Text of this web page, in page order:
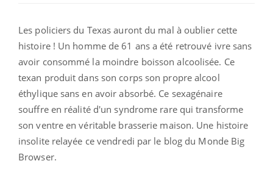
Les policiers du Texas auront du mal à oublier cette
histoire ! Un homme de 61 ans a été retrouvé ivre sans
avoir consommé la moindre boisson alcoolisée. Ce
texan produit dans son corps son propre alcool
éthylique sans en avoir absorbé. Ce sexagénaire
souffre en réalité d'un syndrome rare qui transforme
son ventre en véritable brasserie maison. Une histoire
insolite relayée ce vendredi par le blog du Monde Big
Browser.